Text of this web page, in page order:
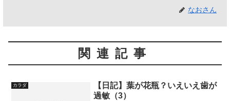
なおさん
関連記事
カラダ
【日記】葉が花瓶？いえいえ歯が
過敏（3）